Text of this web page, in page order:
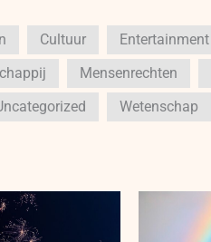
Cultuur Entertainment
Mensenrechten
Wetenschap